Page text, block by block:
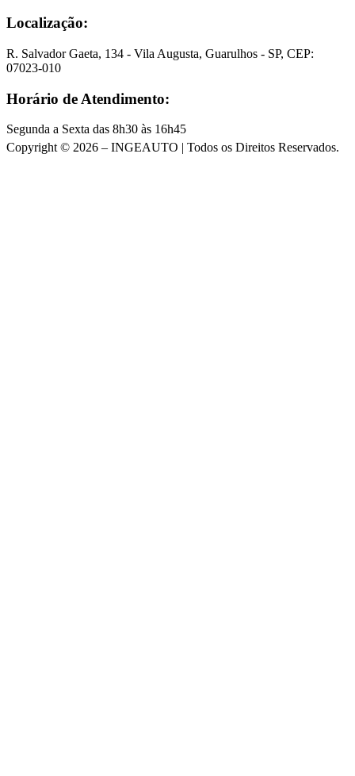
Localização:
R. Salvador Gaeta, 134 - Vila Augusta, Guarulhos - SP, CEP:
07023-010
Horário de Atendimento:
Segunda a Sexta das 8h30 às 16h45
Copyright © 2026 – INGEAUTO | Todos os Direitos Reservados.